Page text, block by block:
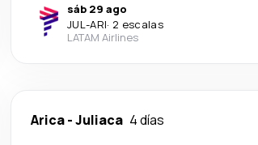
sáb 29 ago
JUL-ARI· 2 escalas
LATAM Airlines
Arica-Juliaca 4 días